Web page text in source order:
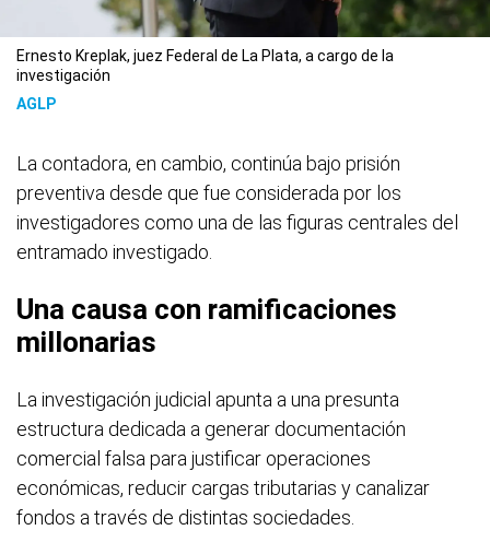
Ernesto Kreplak, juez Federal de La Plata, a cargo de la
investigación
AGLP
La contadora, en cambio, continúa bajo prisión
preventiva desde que fue considerada por los
investigadores como una de las figuras centrales del
entramado investigado.
Una causa con ramificaciones
millonarias
La investigación judicial apunta a una presunta
estructura dedicada a generar documentación
comercial falsa para justificar operaciones
económicas, reducir cargas tributarias y canalizar
fondos a través de distintas sociedades.